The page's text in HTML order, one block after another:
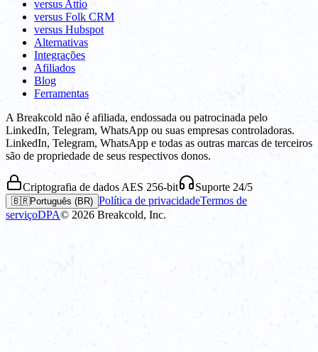
versus Attio
versus Folk CRM
versus Hubspot
Alternativas
Integrações
Afiliados
Blog
Ferramentas
A Breakcold não é afiliada, endossada ou patrocinada pelo
LinkedIn, Telegram, WhatsApp ou suas empresas controladoras.
LinkedIn, Telegram, WhatsApp e todas as outras marcas de terceiros
são de propriedade de seus respectivos donos.
Criptografia de dados AES 256-bit Suporte 24/5
🇧🇷Português (BR) Política de privacidadeTermos de
serviçoDPA© 2026 Breakcold, Inc.